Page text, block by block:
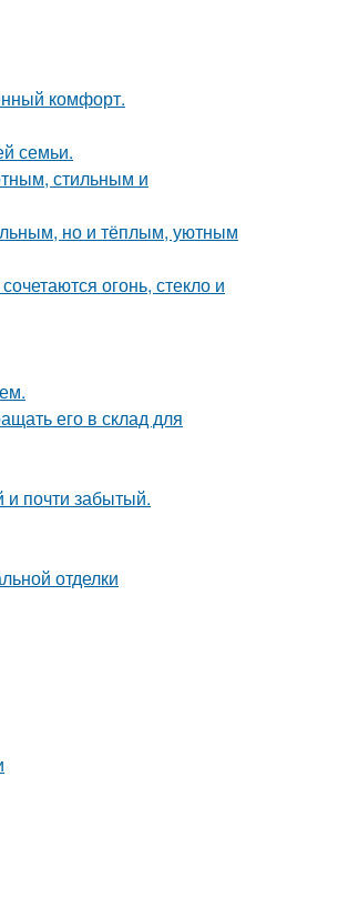
комфорт.
семьи.
стильным и
но и тёплым, уютным
огонь, стекло и
его в склад для
и почти забытый.
отделки